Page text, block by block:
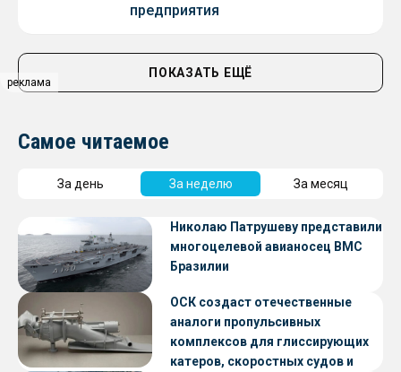
реклама
предприятия
ПОКАЗАТЬ ЕЩЁ
Самое читаемое
За день За неделю За месяц
Николаю Патрушеву представили
многоцелевой авианосец ВМС
Бразилии
ОСК создаст отечественные
аналоги пропульсивных
комплексов для глиссирующих
катеров, скоростных судов и